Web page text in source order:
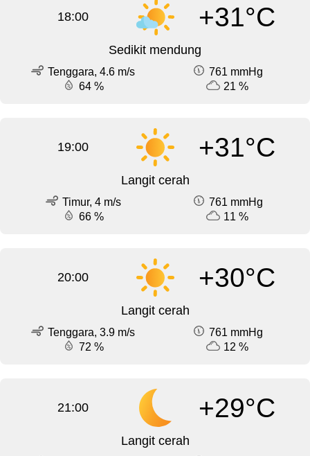
18:00 +31°C
Sedikit mendung
Tenggara, 4.6 m/s
761 mmHg
64 %
21 %
19:00 +31°C
Langit cerah
Timur, 4 m/s
761 mmHg
66 %
11 %
20:00 +30°C
Langit cerah
Tenggara, 3.9 m/s
761 mmHg
72 %
12 %
21:00 +29°C
Langit cerah